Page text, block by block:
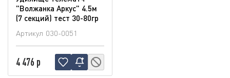
"Волжанка Аркус" 4.5м
(7 секций) тест 30-80гр
Артикул 030-0051
4 476 р